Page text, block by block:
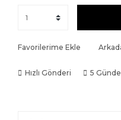
Favorilerime Ekle
Hızlı Gönderi 5